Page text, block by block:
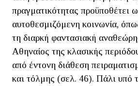
πραγματικότητας προϋποθέτει
αυτοθεσμιζόμενη κοινωνία,
τη διαρκή φαντασιακή
Αθηναίος της κλασικής
από έντονη διάθεση
και τόλμης (σελ. 46). Πάλι υπό